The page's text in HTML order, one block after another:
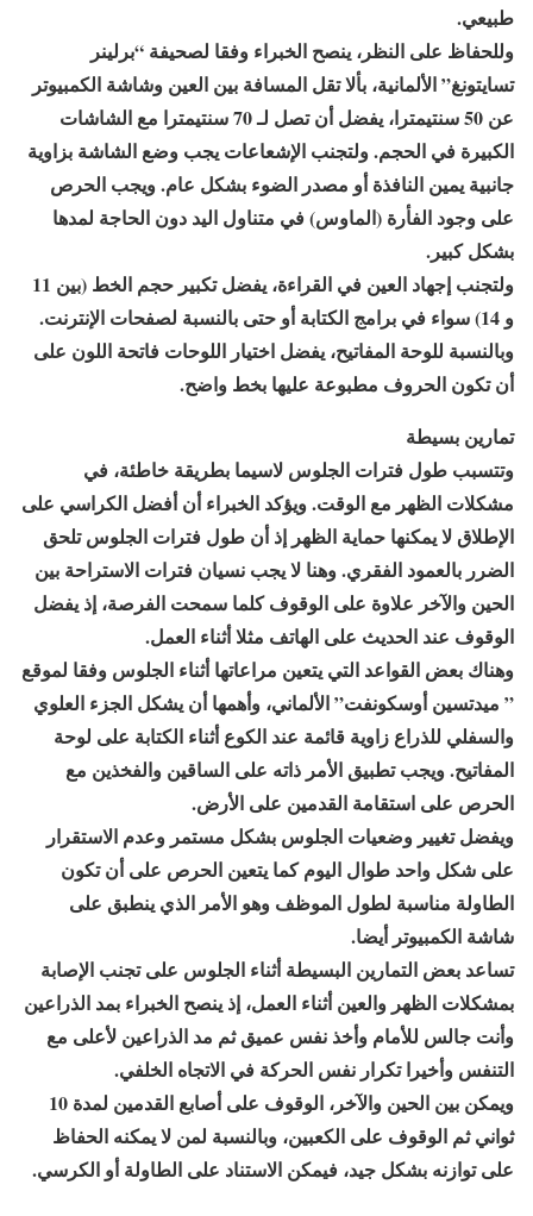
طبيعي.
وللحفاظ على النظر، ينصح الخبراء وفقا لصحيفة “برلينر
تسايتونغ” الألمانية، بألا تقل المسافة بين العين وشاشة الكمبيوتر
عن 50 سنتيمترا، يفضل أن تصل لـ 70 سنتيمترا مع الشاشات
الكبيرة في الحجم. ولتجنب الإشعاعات يجب وضع الشاشة بزاوية
جانبية يمين النافذة أو مصدر الضوء بشكل عام. ويجب الحرص
على وجود الفأرة (الماوس) في متناول اليد دون الحاجة لمدها
بشكل كبير.
ولتجنب إجهاد العين في القراءة، يفضل تكبير حجم الخط (بين 11
و 14) سواء في برامج الكتابة أو حتى بالنسبة لصفحات الإنترنت.
وبالنسبة للوحة المفاتيح، يفضل اختيار اللوحات فاتحة اللون على
أن تكون الحروف مطبوعة عليها بخط واضح.
تمارين بسيطة
وتتسبب طول فترات الجلوس لاسيما بطريقة خاطئة، في
مشكلات الظهر مع الوقت. ويؤكد الخبراء أن أفضل الكراسي على
الإطلاق لا يمكنها حماية الظهر إذ أن طول فترات الجلوس تلحق
الضرر بالعمود الفقري. وهنا لا يجب نسيان فترات الاستراحة بين
الحين والآخر علاوة على الوقوف كلما سمحت الفرصة، إذ يفضل
الوقوف عند الحديث على الهاتف مثلا أثناء العمل.
وهناك بعض القواعد التي يتعين مراعاتها أثناء الجلوس وفقا لموقع
” ميدتسين أوسكونفت” الألماني، وأهمها أن يشكل الجزء العلوي
والسفلي للذراع زاوية قائمة عند الكوع أثناء الكتابة على لوحة
المفاتيح. ويجب تطبيق الأمر ذاته على الساقين والفخذين مع
الحرص على استقامة القدمين على الأرض.
ويفضل تغيير وضعيات الجلوس بشكل مستمر وعدم الاستقرار
على شكل واحد طوال اليوم كما يتعين الحرص على أن تكون
الطاولة مناسبة لطول الموظف وهو الأمر الذي ينطبق على
شاشة الكمبيوتر أيضا.
تساعد بعض التمارين البسيطة أثناء الجلوس على تجنب الإصابة
بمشكلات الظهر والعين أثناء العمل، إذ ينصح الخبراء بمد الذراعين
وأنت جالس للأمام وأخذ نفس عميق ثم مد الذراعين لأعلى مع
التنفس وأخيرا تكرار نفس الحركة في الاتجاه الخلفي.
ويمكن بين الحين والآخر، الوقوف على أصابع القدمين لمدة 10
ثواني ثم الوقوف على الكعبين، وبالنسبة لمن لا يمكنه الحفاظ
على توازنه بشكل جيد، فيمكن الاستناد على الطاولة أو الكرسي.